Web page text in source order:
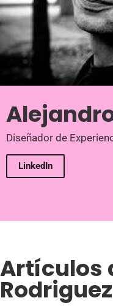
Diseñador de
LinkedIn
Artículos
Rodriguez